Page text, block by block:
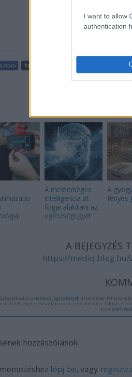
I want to allow
authentication
A mesterséges
intelligencia át
fogja alakítani az
egészségügyet
A
fényes
A BEJEGYZÉS
https://
a vonatkozó jogszabályok értelmében
felelősséget nem vállal, azokat nem ellenőrzi. Kifogás
és az
hozzászólások.
lépj be, vagy